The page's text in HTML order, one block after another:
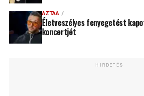
AZTAA
Életveszélyes fenyegetést
koncertjét
HIRDETÉS